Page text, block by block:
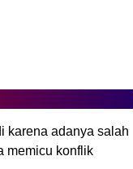
karena adanya salah
memicu konflik